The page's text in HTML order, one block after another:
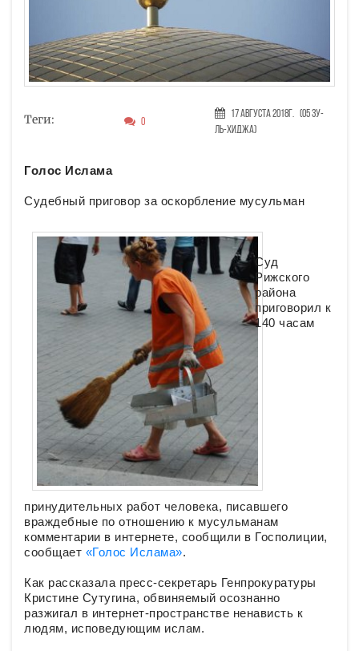
Теги: 0
17 Августа 2018г. (05 Зу-
ль-хиджа)
Голос Ислама
Судебный приговор за оскорбление мусульман
Суд
Рижского
района
приговорил к
140 часам
принудительных работ человека, писавшего
враждебные по отношению к мусульманам
комментарии в интернете, сообщили в Госполиции,
сообщает «Голос Ислама».
Как рассказала пресс-секретарь Генпрокуратуры
Кристине Сутугина, обвиняемый осознанно
разжигал в интернет-пространстве ненависть к
людям, исповедующим ислам.